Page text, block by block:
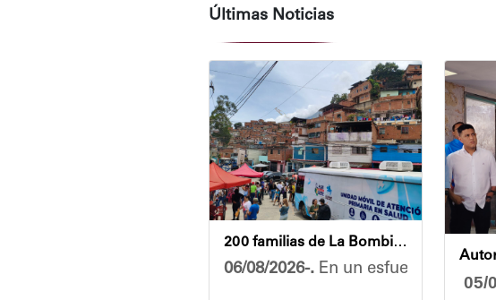
Últimas Noticias
200 familias de La Bombilla atendidas en jornada integral
06/08/2026-. En un esfuerzo
05/